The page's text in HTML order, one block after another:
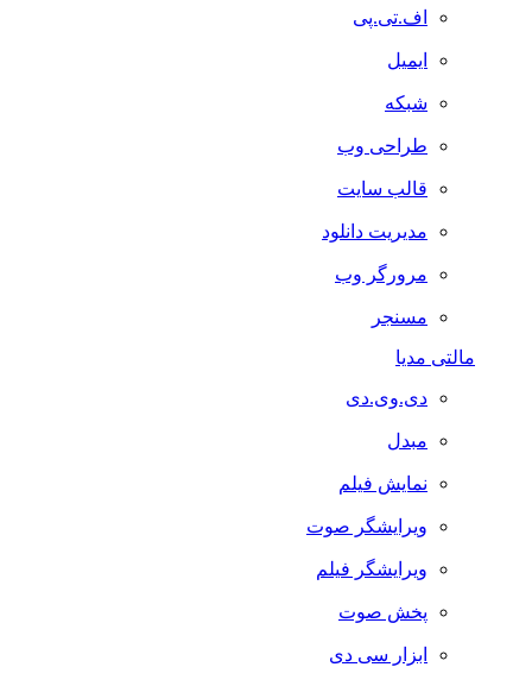
اف.تی.پی
ایمیل
شبکه
طراحی وب
قالب سایت
مدیریت دانلود
مرورگر وب
مسنجر
مالتی مدیا
دی.وی.دی
مبدل
نمایش فیلم
ویرایشگر صوت
ویرایشگر فیلم
پخش صوت
ابزار سی دی